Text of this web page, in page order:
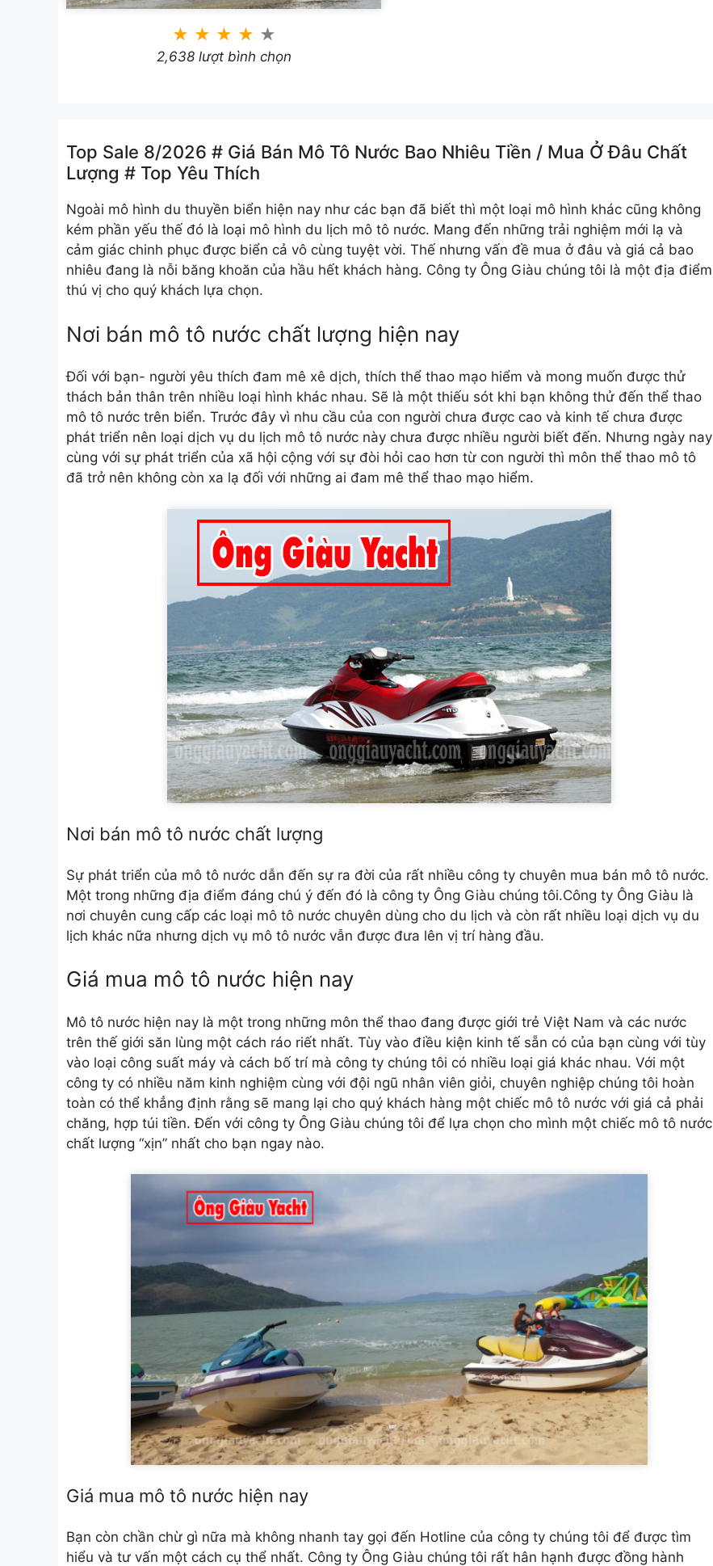
★ ★ ★ ★ ★
2,638 lượt bình chọn
Top Sale 8/2026 # Giá Bán Mô Tô Nước Bao Nhiêu Tiền /️ Mua Ở Đâu Chất
Lượng # Top Yêu Thích
Ngoài mô hình du thuyền biển hiện nay như các bạn đã biết thì một loại mô hình khác cũng không
kém phần yếu thế đó là loại mô hình du lịch mô tô nước. Mang đến những trải nghiệm mới lạ và
cảm giác chinh phục được biển cả vô cùng tuyệt vời. Thế nhưng vấn đề mua ở đâu và giá cả bao
nhiêu đang là nỗi băng khoăn của hầu hết khách hàng. Công ty Ông Giàu chúng tôi là một địa điểm
thú vị cho quý khách lựa chọn.
Nơi bán mô tô nước chất lượng hiện nay
Đối với bạn- người yêu thích đam mê xê dịch, thích thể thao mạo hiểm và mong muốn được thử
thách bản thân trên nhiều loại hình khác nhau. Sẽ là một thiếu sót khi bạn không thử đến thể thao
mô tô nước trên biển. Trước đây vì nhu cầu của con người chưa được cao và kinh tế chưa được
phát triển nên loại dịch vụ du lịch mô tô nước này chưa được nhiều người biết đến. Nhưng ngày nay
cùng với sự phát triển của xã hội cộng với sự đòi hỏi cao hơn từ con người thì môn thể thao mô tô
đã trở nên không còn xa lạ đối với những ai đam mê thể thao mạo hiểm.
Nơi bán mô tô nước chất lượng
Sự phát triển của mô tô nước dẫn đến sự ra đời của rất nhiều công ty chuyên mua bán mô tô nước.
Một trong những địa điểm đáng chú ý đến đó là công ty Ông Giàu chúng tôi.Công ty Ông Giàu là
nơi chuyên cung cấp các loại mô tô nước chuyên dùng cho du lịch và còn rất nhiều loại dịch vụ du
lịch khác nữa nhưng dịch vụ mô tô nước vẫn được đưa lên vị trí hàng đầu.
Giá mua mô tô nước hiện nay
Mô tô nước hiện nay là một trong những môn thể thao đang được giới trẻ Việt Nam và các nước
trên thế giới săn lùng một cách ráo riết nhất. Tùy vào điều kiện kinh tế sẵn có của bạn cùng với tùy
vào loại công suất máy và cách bố trí mà công ty chúng tôi có nhiều loại giá khác nhau. Với một
công ty có nhiều năm kinh nghiệm cùng với đội ngũ nhân viên giỏi, chuyên nghiệp chúng tôi hoàn
toàn có thể khẳng định rằng sẽ mang lại cho quý khách hàng một chiếc mô tô nước với giá cả phải
chăng, hợp túi tiền. Đến với công ty Ông Giàu chúng tôi để lựa chọn cho mình một chiếc mô tô nước
chất lượng “xịn” nhất cho bạn ngay nào.
Giá mua mô tô nước hiện nay
Bạn còn chần chừ gì nữa mà không nhanh tay gọi đến Hotline của công ty chúng tôi để được tìm
hiểu và tư vấn một cách cụ thể nhất. Công ty Ông Giàu chúng tôi rất hân hạnh được đồng hành